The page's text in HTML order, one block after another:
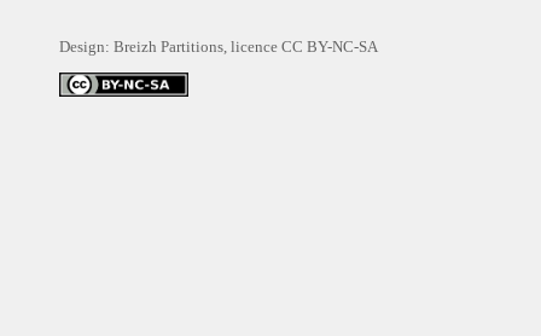
Design: Breizh Partitions, licence CC BY-NC-SA